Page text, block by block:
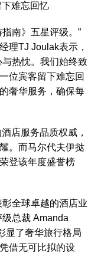
难忘回忆
南》五星评级。”
理TJ Joulak表示，
热忱。我们始终致
位宾客留下难忘回
奢华服务，确保每
店服务品质权威，
。而马尔代夫伊挞
登该年度盛誉榜
全球卓越的酒店业
总裁 Amanda
显了奢华旅行格局
借无可比拟的设